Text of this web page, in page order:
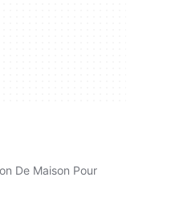
De Maison Pour